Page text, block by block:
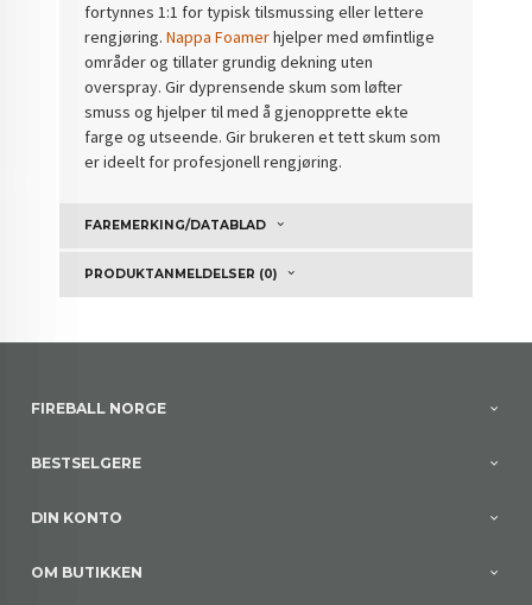
fortynnes 1:1 for typisk tilsmussing eller lettere
rengjøring.Nappa Foamerhjelper med ømfintlige
områder og tillater grundig dekning uten
overspray. Gir dyprensende skum som løfter
smuss og hjelper til med å gjenopprette ekte
farge og utseende. Gir brukeren et tett skum som
er ideelt for profesjonell rengjøring.
FAREMERKING/DATABLAD
PRODUKTANMELDELSER (0)
FIREBALL NORGE
BESTSELGERE
DIN KONTO
OM BUTIKKEN